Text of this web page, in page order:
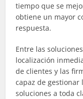
tiempo que se
obtiene un mayor
respuesta.
Entre las
localización
de clientes y las
capaz de gestionar
soluciones a toda